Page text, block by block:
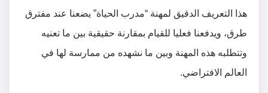
هذا التعريف الدقيق لمهنة “مدرب الحياة” يضعنا عند مفترق
طرق، ويدفعنا فعليا للقيام بمقارنة حقيقية بين ما تعنيه
وتتطلبه هذه المهنة وبين ما نشهده من ممارسة لها في
العالم الافتراضي.